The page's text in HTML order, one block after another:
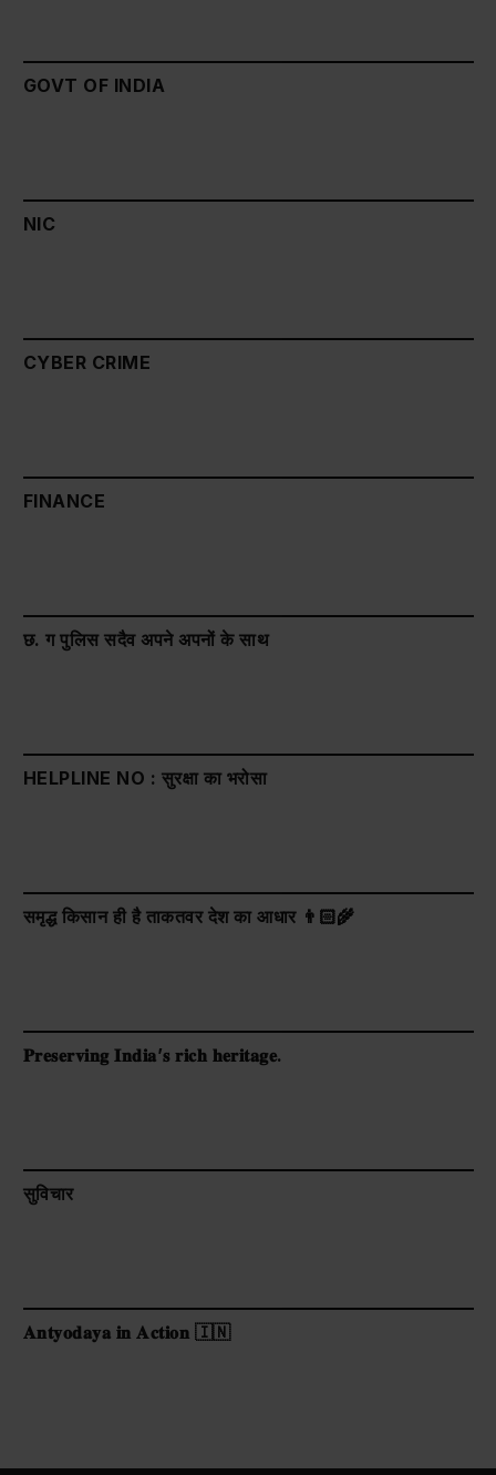
GOVT OF INDIA
NIC
CYBER CRIME
FINANCE
छ. ग पुलिस सदैव अपने अपनों के साथ
HELPLINE NO : सुरक्षा का भरोसा
समृद्ध किसान ही है ताकतवर देश का आधार 👨🏻‍🌾
𝐏𝐫𝐞𝐬𝐞𝐫𝐯𝐢𝐧𝐠 𝐈𝐧𝐝𝐢𝐚’𝐬 𝐫𝐢𝐜𝐡 𝐡𝐞𝐫𝐢𝐭𝐚𝐠𝐞.
सुविचार
𝐀𝐧𝐭𝐲𝐨𝐝𝐚𝐲𝐚 𝐢𝐧 𝐀𝐜𝐭𝐢𝐨𝐧 🇮🇳